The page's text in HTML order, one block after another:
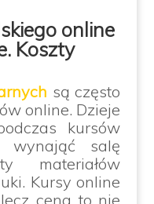
online
Koszty
są często
online. Dzieje
kursów
wynająć salę
materiałów
Kursy online
cena to nie